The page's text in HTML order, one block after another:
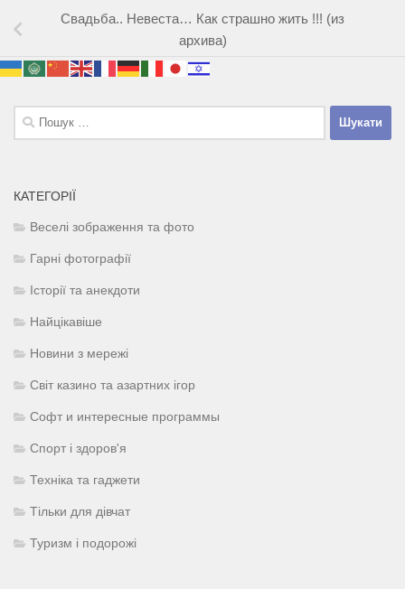
Свадьба.. Невеста… Как страшно жить !!! (из
архива)
Пошук:
КАТЕГОРІЇ
Веселі зображення та фото
Гарні фотографії
Історії та анекдоти
Найцікавіше
Новини з мережі
Світ казино та азартних ігор
Софт и интересные программы
Спорт і здоров'я
Техніка та гаджети
Тільки для дівчат
Туризм і подорожі